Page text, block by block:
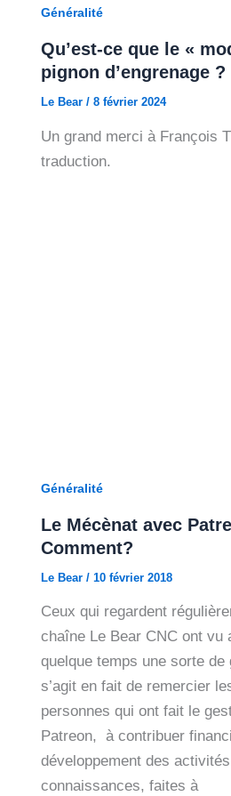
Généralité
Qu’est-ce que le «
pignon d’engrenage ?
Le Bear / 8 février 2024
Un grand merci à François
traduction.
Généralité
Le Mécènat avec
Comment?
Le Bear / 10 février 2018
Ceux qui regardent
chaîne Le Bear CNC ont vu
quelque temps une sorte de
s’agit en fait de remercier
personnes qui ont fait le
Patreon, à contribuer
développement des
connaissances, faites à